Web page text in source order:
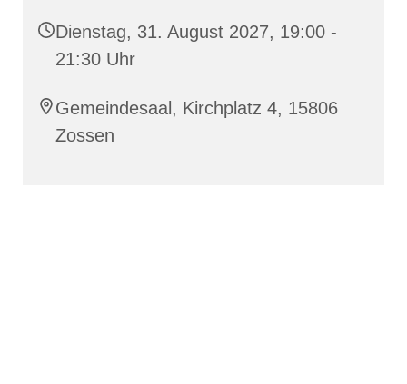
Dienstag, 31. August 2027, 19:00 -
21:30 Uhr
Gemeindesaal, Kirchplatz 4, 15806
Zossen